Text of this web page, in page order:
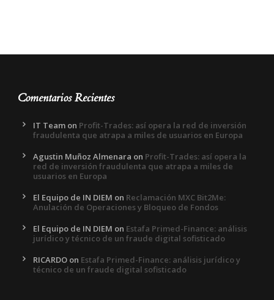
Comentarios Recientes
IT Team on Profit-Trades: así opera la red de inversión
fraudulenta que atrapa a miles de usuarios en Europa
Agustin Muñoz Almenara on Profit-Trades: así opera la
red de inversión fraudulenta que atrapa a miles de
usuarios en Europa
El Equipo de IN DIEM on Reclamación MXC Bit2Me:
Anulación de Operaciones y Bloqueo de Fondos
El Equipo de IN DIEM on Estafa Primed-Finance: análisis
jurídico y técnico de un fraude digital sofisticado
RICARDO on Estafa Primed-Finance: análisis jurídico y
técnico de un fraude digital sofisticado